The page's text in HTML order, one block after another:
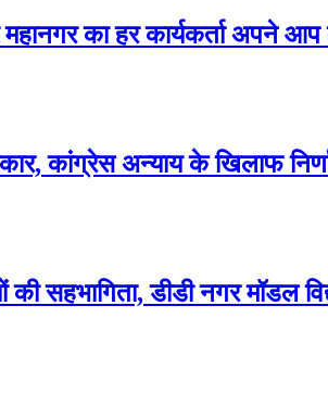
महानगर का हर कार्यकर्ता अपने
कांग्रेस अन्याय के खिलाफ
की सहभागिता, डीडी नगर मॉडल